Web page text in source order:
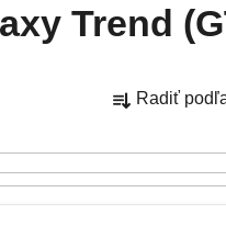
Trend
Radiť